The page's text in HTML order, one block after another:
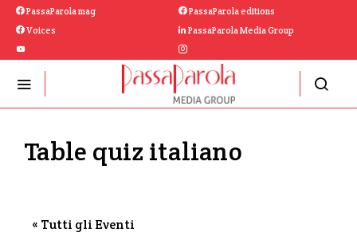
PassaParola mag
PassaParola editions
Voices
PassaParola Media Group
Table quiz italiano
« Tutti gli Eventi